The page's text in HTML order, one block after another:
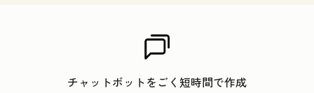
チャットボットをごく短時間で作成